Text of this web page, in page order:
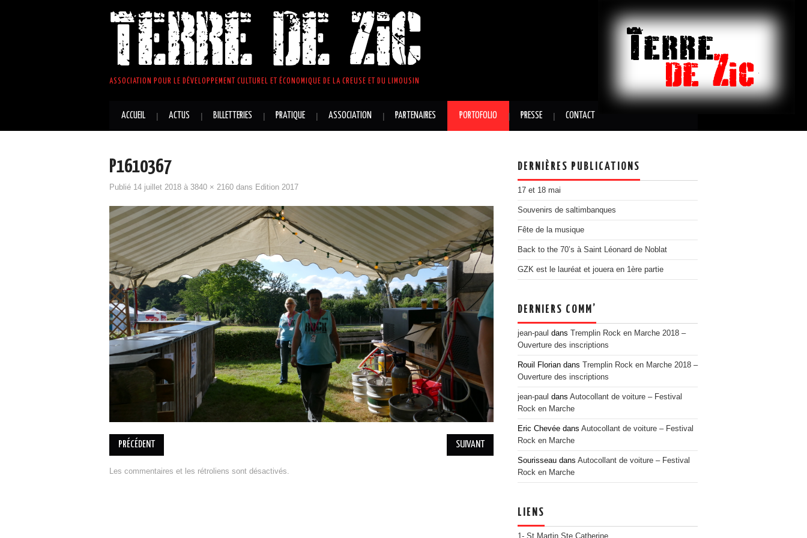
TERRE DE ZIC
ASSOCIATION POUR LE DÉVELOPPEMENT CULTUREL ET ÉCONOMIQUE DE LA CREUSE ET DU LIMOUSIN
ACCUEIL ACTUS BILLETTERIES PRATIQUE ASSOCIATION PARTENAIRES PORTOFOLIO PRESSE CONTACT
P1610367
Publié 14 juillet 2018 à 3840 × 2160 dans Edition 2017
PRÉCÉDENT SUIVANT
Les commentaires et les rétroliens sont désactivés.
DERNIÈRES PUBLICATIONS
17 et 18 mai
Souvenirs de saltimbanques
Fête de la musique
Back to the 70’s à Saint Léonard de Noblat
GZK est le lauréat et jouera en 1ère partie
DERNIERS COMM’
jean-paul dans
Tremplin Rock en Marche 2018 –
Ouverture des inscriptions
Rouil Florian dans
Tremplin Rock en Marche 2018 –
Ouverture des inscriptions
jean-paul dans Autocollant de voiture – Festival
Rock en Marche
Eric Chevée dans Autocollant de voiture – Festival
Rock en Marche
Sourisseau dans Autocollant de voiture – Festival
Rock en Marche
LIENS
1- St Martin Ste Catherine